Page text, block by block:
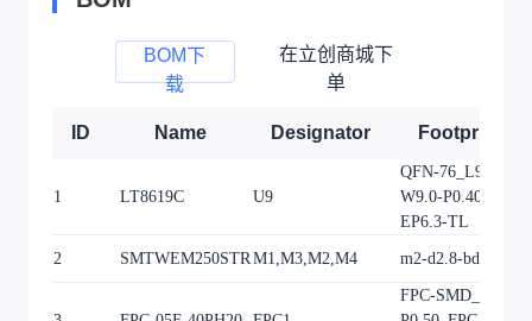
BOM下
载
在立创商城下
单
ID Name Designator Footprint
1 LT8619C U9
QFN-76_L9.0-
W9.0-P0.40-
EP6.3-TL
2 SMTWEM250STR M1,M3,M2,M4 m2-d2.8-bd4.4
FPC-SMD_40P-